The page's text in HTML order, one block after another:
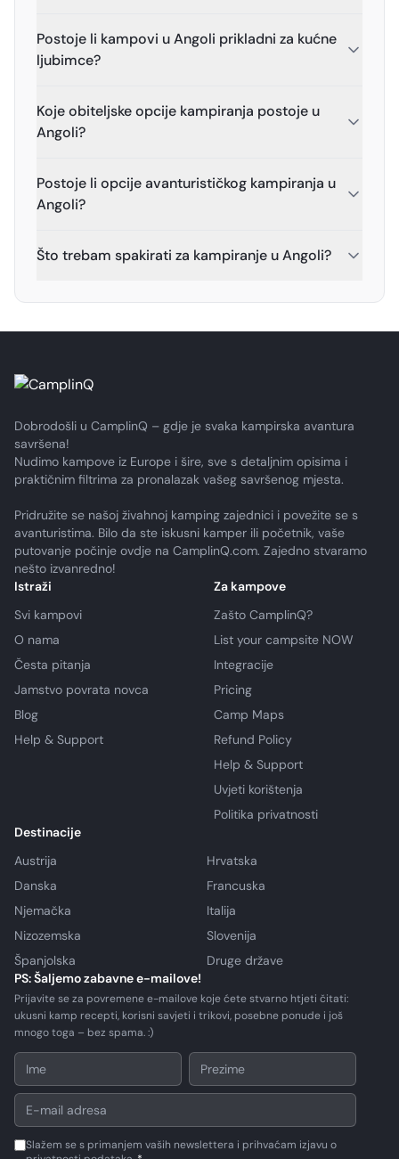
Postoje li kampovi u Angoli prikladni za kućne
ljubimce?
Koje obiteljske opcije kampiranja postoje u
Angoli?
Postoje li opcije avanturističkog kampiranja u
Angoli?
Što trebam spakirati za kampiranje u Angoli?
Dobrodošli u CamplinQ – gdje je svaka kampirska avantura
savršena!
Nudimo kampove iz Europe i šire, sve s detaljnim opisima i
praktičnim filtrima za pronalazak vašeg savršenog mjesta.
Pridružite se našoj živahnoj kamping zajednici i povežite se s
avanturistima. Bilo da ste iskusni kamper ili početnik, vaše
putovanje počinje ovdje na CamplinQ.com. Zajedno stvaramo
nešto izvanredno!
Istraži
Svi kampovi
O nama
Česta pitanja
Jamstvo povrata novca
Blog
Help & Support
Za kampove
Zašto CamplinQ?
List your campsite NOW
Integracije
Pricing
Camp Maps
Refund Policy
Help & Support
Uvjeti korištenja
Politika privatnosti
Destinacije
Austrija
Hrvatska
Danska
Francuska
Njemačka
Italija
Nizozemska
Slovenija
Španjolska
Druge države
PS: Šaljemo zabavne e-mailove!
Prijavite se za povremene e-mailove koje ćete stvarno htjeti čitati:
ukusni kamp recepti, korisni savjeti i trikovi, posebne ponude i još
mnogo toga – bez spama. :)
Slažem se s primanjem vaših newslettera i prihvaćam izjavu o